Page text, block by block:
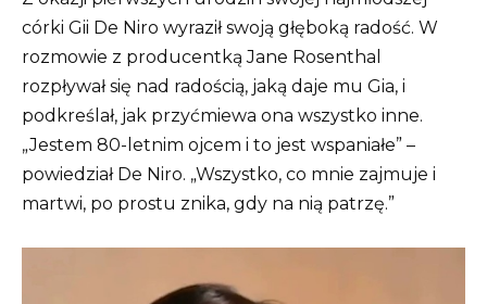
córki Gii De Niro wyraził swoją głęboką radość. W
rozmowie z producentką Jane Rosenthal
rozpływał się nad radością, jaką daje mu Gia, i
podkreślał, jak przyćmiewa ona wszystko inne.
„Jestem 80-letnim ojcem i to jest wspaniałe” –
powiedział De Niro. „Wszystko, co mnie zajmuje i
martwi, po prostu znika, gdy na nią patrzę.”